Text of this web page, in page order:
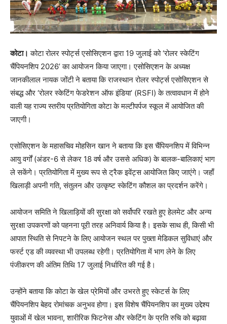
कोटा। कोटा रोलर स्पोर्ट्स एसोसिएशन द्वारा 19 जुलाई को ‘रोलर स्केटिंग
चैंपियनशिप 2026’ का आयोजन किया जाएगा। एसोसिएशन के अध्यक्ष
जानकीलाल नायक जोंटी ने बताया कि राजस्थान रोलर स्पोर्ट्स एसोसिएशन से
संबद्ध और ‘रोलर स्केटिंग फेडरेशन ऑफ इंडिया’ (RSFI) के तत्वावधान में होने
वाली यह राज्य स्तरीय प्रतियोगिता कोटा के मल्टीपर्पज स्कूल में आयोजित की
जाएगी।
​एसोसिएशन के महासचिव मोहसिन खान ने बताया कि इस चैंपियनशिप में विभिन्न
आयु वर्गों (अंडर-6 से लेकर 18 वर्ष और उससे अधिक) के बालक-बालिकाएं भाग
ले सकेंगे। प्रतियोगिता में मुख्य रूप से ट्रैक इवेंट्स आयोजित किए जाएंगे। जहाँ
खिलाड़ी अपनी गति, संतुलन और उत्कृष्ट स्केटिंग कौशल का प्रदर्शन करेंगे।
आयोजन समिति ने खिलाड़ियों की सुरक्षा को सर्वोपरि रखते हुए हेलमेट और अन्य
सुरक्षा उपकरणों को पहनना पूरी तरह अनिवार्य किया है। इसके साथ ही, किसी भी
आपात स्थिति से निपटने के लिए आयोजन स्थल पर पुख्ता मेडिकल सुविधाएं और
फर्स्ट एड की व्यवस्था भी उपलब्ध रहेगी। प्रतियोगिता में भाग लेने के लिए
पंजीकरण की अंतिम तिथि 17 जुलाई निर्धारित की गई है।
उन्होंने बताया कि कोटा के खेल प्रेमियों और उभरते हुए स्केटर्स के लिए
चैंपियनशिप बेहद रोमांचक अनुभव होगा। इस विशेष चैंपियनशिप का मुख्य उद्देश्य
युवाओं में खेल भावना, शारीरिक फिटनेस और स्केटिंग के प्रति रुचि को बढ़ावा